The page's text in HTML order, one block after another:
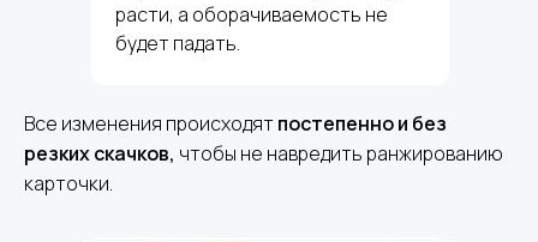
расти, а оборачиваемость не
будет падать.
Все изменения происходятпостепенно и без
резких скачков, чтобы не навредить ранжированию
карточки.